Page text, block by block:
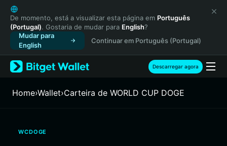
English
日本語
Tiếng Việt
Русский
Español (Latinoamérica)
Türkçe
Français
繁體中文
De momento, está a visualizar esta página em Português
(Portugal). Gostaria de mudar para English?
Mudar para
English
Continuar em Português (Portugal)
Descarregar agora
Home›Wallet›Carteira de WORLD CUP DOGE
WCDOGE